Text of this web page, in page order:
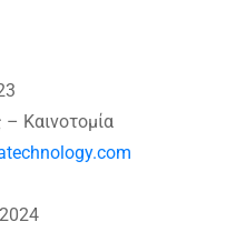
Καινοτομία
2024